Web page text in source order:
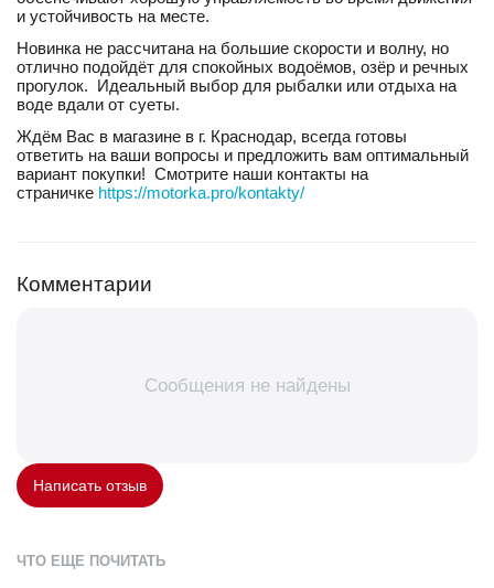
и устойчивость на месте.
Новинка не рассчитана на большие скорости и волну, но
отлично подойдёт для спокойных водоёмов, озёр и речных
прогулок. Идеальный выбор для рыбалки или отдыха на
воде вдали от суеты.
Ждём Вас в магазине в г. Краснодар, всегда готовы
ответить на ваши вопросы и предложить вам оптимальный
вариант покупки! Смотрите наши контакты на
страничке https://motorka.pro/kontakty/
Комментарии
Сообщения не найдены
Написать отзыв
ЧТО ЕЩЕ ПОЧИТАТЬ